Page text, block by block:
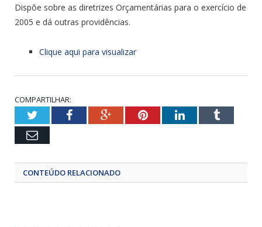
Dispõe sobre as diretrizes Orçamentárias para o exercício de
2005 e dá outras providências.
Clique aqui para visualizar
COMPARTILHAR:
TwitterFacebookGoogle+PinterestLinkedInTumblr
Email
CONTEÚDO RELACIONADO